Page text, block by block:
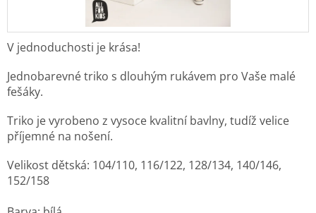
V jednoduchosti je krása!
Jednobarevné triko s dlouhým rukávem pro Vaše malé
fešáky.
Triko je vyrobeno z vysoce kvalitní bavlny, tudíž velice
příjemné na nošení.
Velikost dětská: 104/110, 116/122, 128/134, 140/146,
152/158